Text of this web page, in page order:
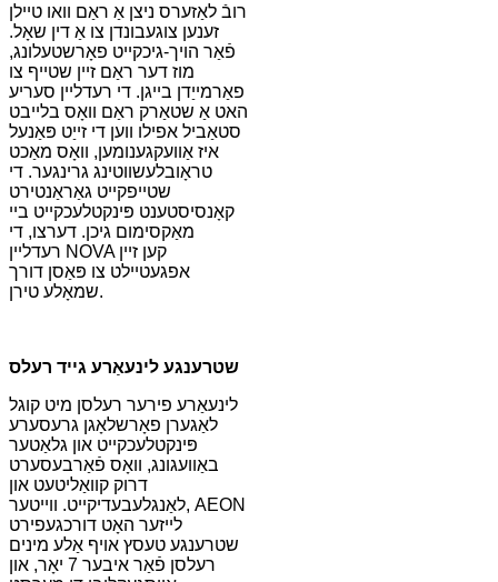
רובֿ לאַזערס ניצן אַ ראַם וואו טיילן
זענען צוגעבונדן צו אַ דין שאָל.
פֿאַר הויך-גיכקייט פאָרשטעלונג,
מוז דער ראַם זיין שטייף צו
פאַרמייַדן בייגן. די רעדליין סעריע
האט אַ שטאַרק ראַם וואָס בלייבט
סטאַביל אפילו ווען די זייַט פּאַנעל
איז אַוועקגענומען, וואָס מאַכט
טראָובלעשווטינג גרינגער. די
שטייפקייט גאַראַנטירט
קאָנסיסטענט פּינקטלעכקייט ביי
מאַקסימום גיכן. דערצו, די
רעדליין NOVA קען זיין
אפגעטיילט צו פּאַסן דורך
שמאָלע טירן.
שטרענגע לינעאַרע גייד רעלס
לינעאַרע פירער רעלסן מיט קוגל
לאַגערן פאָרשלאָגן גרעסערע
פּינקטלעכקייט און גלאַטער
באַוועגונג, וואָס פֿאַרבעסערט
דרוק קוואַליטעט און
לאַנגלעבעדיקייט. ווייטער, AEON
לייזער האָט דורכגעפירט
שטרענגע טעסץ אויף אַלע מינים
רעלסן פֿאַר איבער 7 יאָר, און